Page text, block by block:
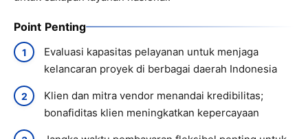
Point Penting
Evaluasi kapasitas pelayanan untuk menjaga
kelancaran proyek di berbagai daerah Indonesia
Klien dan mitra vendor menandai kredibilitas;
bonafiditas klien meningkatkan kepercayaan